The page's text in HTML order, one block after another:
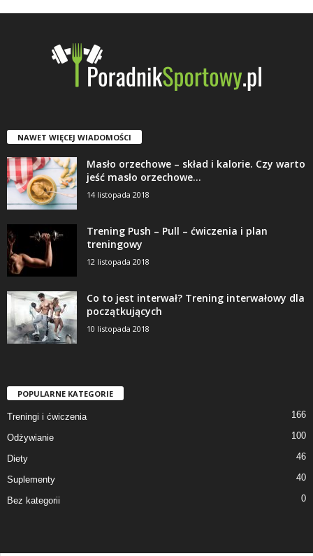
NAWET WIĘCEJ WIADOMOŚCI
Masło orzechowe – skład i kalorie. Czy warto
jeść masło orzechowe...
14 listopada 2018
Trening Push – Pull – ćwiczenia i plan
treningowy
12 listopada 2018
Co to jest interwał? Trening interwałowy dla
początkujących
10 listopada 2018
POPULARNE KATEGORIE
Treningi i ćwiczenia 166
Odżywianie 100
Diety 46
Suplementy 40
Bez kategorii 0